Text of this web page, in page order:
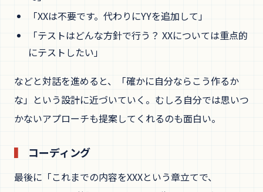
「XXは不要です。代わりにYYを追加して」
「テストはどんな方針で行う？ XXについては重点的
にテストしたい」
などと対話を進めると、「確かに自分ならこう作るか
な」という設計に近づいていく。むしろ自分では思いつ
かないアプローチも提案してくれるのも面白い。
コーディング
最後に「これまでの内容をXXXという章立てで、